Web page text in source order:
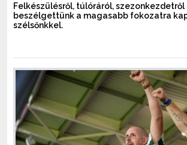
Felkészülésről, túlóráról, szezonkezdetről
beszélgettünk a magasabb fokozatra
szélsőnkkel.